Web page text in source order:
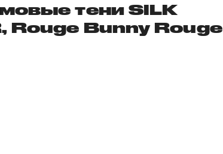
тени SILK
Rouge Bunny Rouge